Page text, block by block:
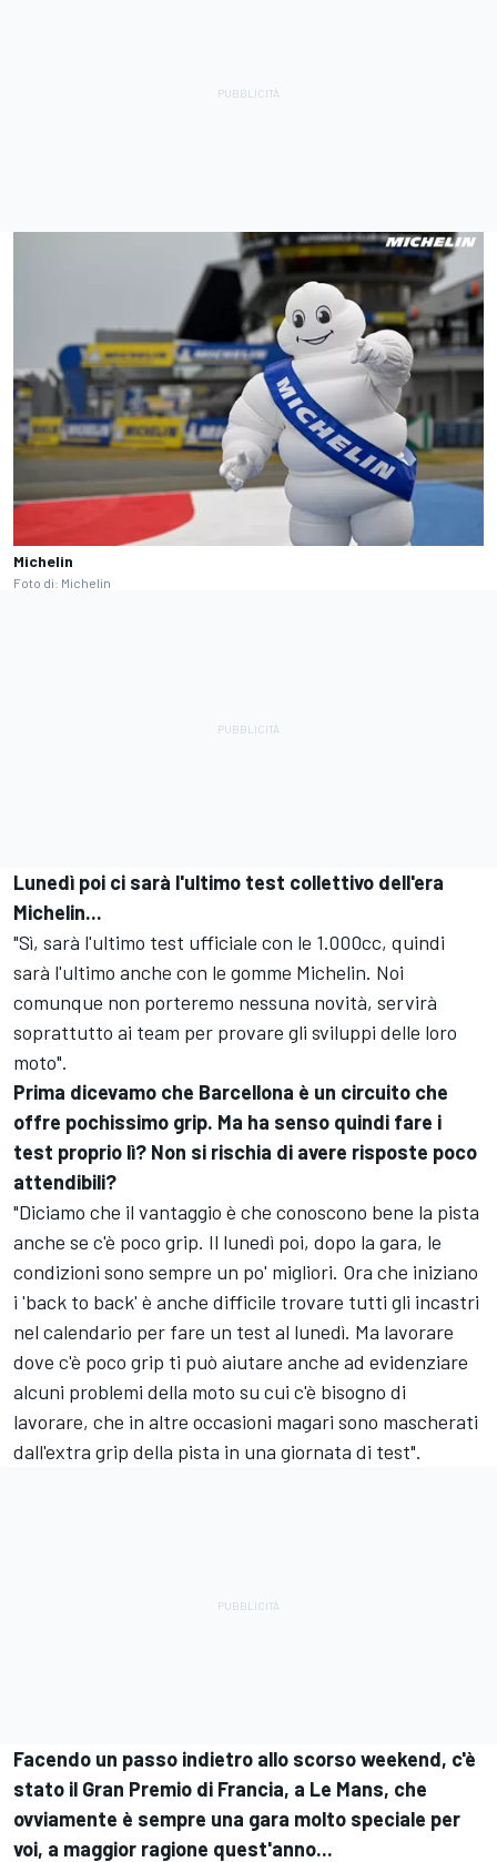
Michelin
Foto di: Michelin
Lunedì poi ci sarà l'ultimo test collettivo dell'era
Michelin...
"Sì, sarà l'ultimo test ufficiale con le 1.000cc, quindi
sarà l'ultimo anche con le gomme Michelin. Noi
comunque non porteremo nessuna novità, servirà
soprattutto ai team per provare gli sviluppi delle loro
moto".
Prima dicevamo che Barcellona è un circuito che
offre pochissimo grip. Ma ha senso quindi fare i
test proprio lì? Non si rischia di avere risposte poco
attendibili?
"Diciamo che il vantaggio è che conoscono bene la pista
anche se c'è poco grip. Il lunedì poi, dopo la gara, le
condizioni sono sempre un po' migliori. Ora che iniziano
i 'back to back' è anche difficile trovare tutti gli incastri
nel calendario per fare un test al lunedì. Ma lavorare
dove c'è poco grip ti può aiutare anche ad evidenziare
alcuni problemi della moto su cui c'è bisogno di
lavorare, che in altre occasioni magari sono mascherati
dall'extra grip della pista in una giornata di test".
Facendo un passo indietro allo scorso weekend, c'è
stato il Gran Premio di Francia, a Le Mans, che
ovviamente è sempre una gara molto speciale per
voi, a maggior ragione quest'anno...